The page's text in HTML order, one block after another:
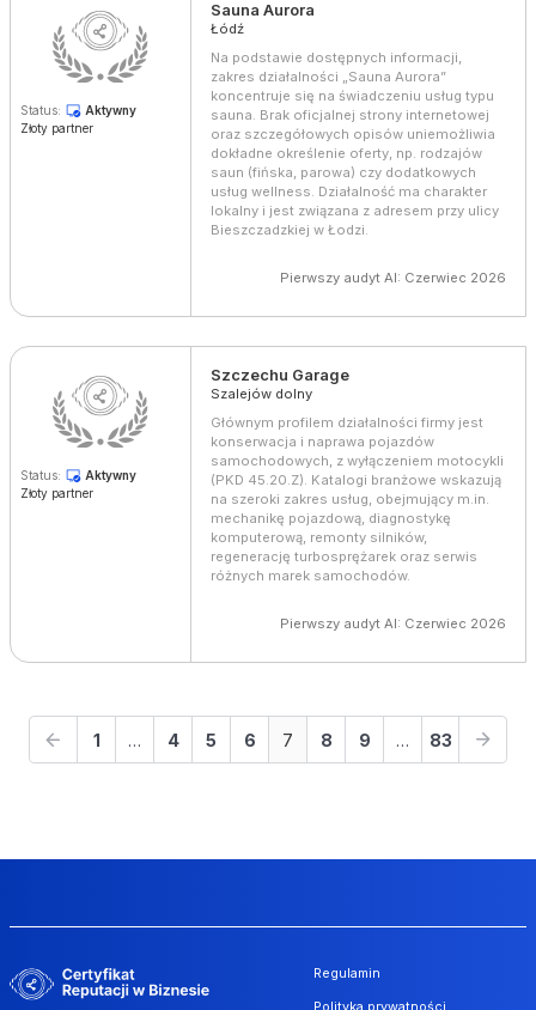
Status:
Aktywny
Złoty partner
Sauna Aurora
Łódź
Na podstawie dostępnych informacji,
zakres działalności „Sauna Aurora”
koncentruje się na świadczeniu usług typu
sauna. Brak oficjalnej strony internetowej
oraz szczegółowych opisów uniemożliwia
dokładne określenie oferty, np. rodzajów
saun (fińska, parowa) czy dodatkowych
usług wellness. Działalność ma charakter
lokalny i jest związana z adresem przy ulicy
Bieszczadzkiej w Łodzi.
Pierwszy audyt AI: Czerwiec 2026
Status:
Aktywny
Złoty partner
Szczechu Garage
Szalejów dolny
Głównym profilem działalności firmy jest
konserwacja i naprawa pojazdów
samochodowych, z wyłączeniem motocykli
(PKD 45.20.Z). Katalogi branżowe wskazują
na szeroki zakres usług, obejmujący m.in.
mechanikę pojazdową, diagnostykę
komputerową, remonty silników,
regenerację turbosprężarek oraz serwis
różnych marek samochodów.
Pierwszy audyt AI: Czerwiec 2026
1 … 4 5 6 7 8 9 … 83
Regulamin